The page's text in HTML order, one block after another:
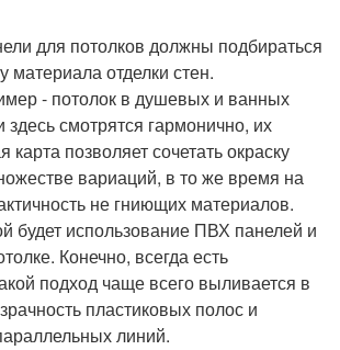
для потолков должны подбираться
материала отделки стен.
- потолок в душевых и ванных
смотрятся гармонично, их
карта позволяет сочетать окраску
вариаций, в то же время на
не гниющих материалов.
будет использование ПВХ панелей и
Конечно, всегда есть
подход чаще всего выливается в
пластиковых полос и
линий.